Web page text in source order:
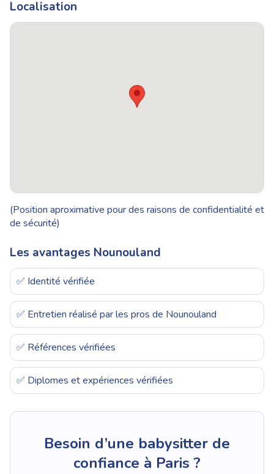
Localisation
(Position aproximative pour des raisons de confidentialité et
de sécurité)
Les avantages Nounouland
✅ Identité vérifiée
✅ Entretien réalisé par les pros de Nounouland
✅ Références vérifiées
✅ Diplomes et expériences vérifiées
Besoin d’une babysitter de
confiance à Paris ?